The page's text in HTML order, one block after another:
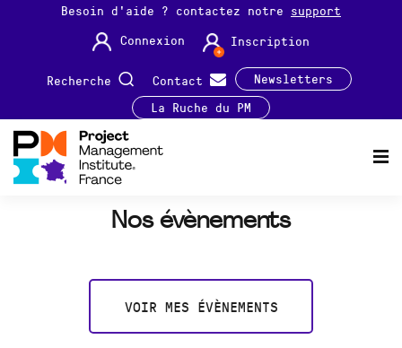
Besoin d'aide ? contactez notre support
Connexion
Inscription
Recherche Contact
Newsletters
La Ruche du PM
Nos évènements
VOIR MES ÉVÈNEMENTS